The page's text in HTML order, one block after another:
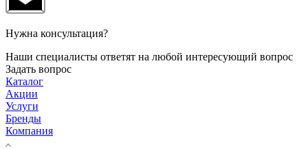
Нужна консультация?
Наши специалисты ответят на любой интересующий вопрос
Задать вопрос
Каталог
Акции
Услуги
Бренды
Компания